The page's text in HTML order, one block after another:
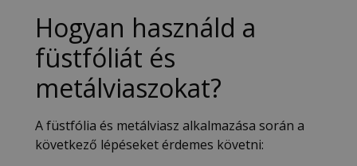
Hogyan használd a
füstfóliát és
metálviaszokat?
A füstfólia és metálviasz alkalmazása során a
következő lépéseket érdemes követni: